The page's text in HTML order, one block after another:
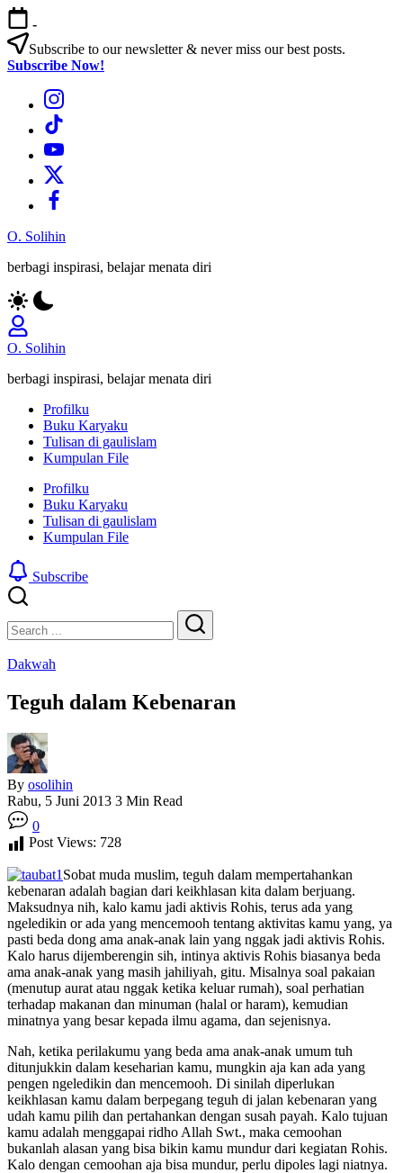
Skip
to
content
-
Subscribe to our newsletter & never miss our best posts.
Subscribe Now!
Bagian
Menu
Bagian
Menu
Bagian
Bagian
Menu
Bagian
Menu
O. Solihin
berbagi inspirasi, belajar menata diri
O. Solihin
berbagi inspirasi, belajar menata diri
Profilku
Buku Karyaku
Tulisan di gaulislam
Kumpulan File
Profilku
Buku Karyaku
Tulisan di gaulislam
Kumpulan File
Subscribe
Search
Search
Dakwah
Teguh dalam Kebenaran
By osolihin
Rabu, 5 Juni 2013 3 Min Read
0
Post Views: 728
Sobat muda muslim, teguh dalam mempertahankan
kebenaran adalah bagian dari keikhlasan kita dalam berjuang.
Maksudnya nih, kalo kamu jadi aktivis Rohis, terus ada yang
ngeledikin or ada yang mencemooh tentang aktivitas kamu yang, ya
pasti beda dong ama anak-anak lain yang nggak jadi aktivis Rohis.
Kalo harus dijemberengin sih, intinya aktivis Rohis biasanya beda
ama anak-anak yang masih jahiliyah, gitu. Misalnya soal pakaian
(menutup aurat atau nggak ketika keluar rumah), soal perhatian
terhadap makanan dan minuman (halal or haram), kemudian
minatnya yang besar kepada ilmu agama, dan sejenisnya.
Nah, ketika perilakumu yang beda ama anak-anak umum tuh
ditunjukkin dalam keseharian kamu, mungkin aja kan ada yang
pengen ngeledikin dan mencemooh. Di sinilah diperlukan
keikhlasan kamu dalam berpegang teguh di jalan kebenaran yang
udah kamu pilih dan pertahankan dengan susah payah. Kalo tujuan
kamu adalah menggapai ridho Allah Swt., maka cemoohan
bukanlah alasan yang bisa bikin kamu mundur dari kegiatan Rohis.
Kalo dengan cemoohan aja bisa mundur, perlu dipoles lagi niatnya.